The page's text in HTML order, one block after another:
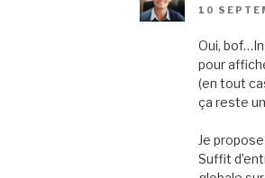
10
Oui,
pour
(en tout
ça reste
Je
Suffit